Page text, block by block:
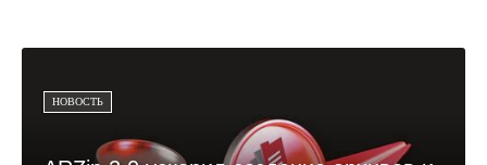
НОВОСТЬ